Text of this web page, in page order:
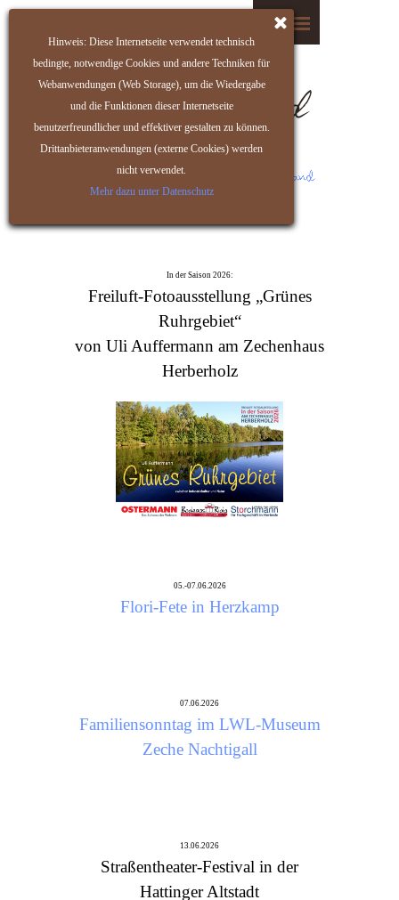
In der Saison 2026:
Freiluft-Fotoausstellung „Grünes
Ruhrgebiet“
von Uli Auffermann am Zechenhaus
Herberholz
05.-07.06.2026
Flori-Fete in Herzkamp
07.06.2026
Familiensonntag im LWL-Museum
Zeche Nachtigall
13.06.2026
Straßentheater-Festival in der
Hattinger Altstadt
Hinweis: Diese Internetseite verwendet technisch
bedingte, notwendige Cookies und andere Techniken für
Webanwendungen (Web Storage), um die Wiedergabe
und die Funktionen dieser Internetseite
benutzerfreundlicher und effektiver gestalten zu können.
Drittanbieteranwendungen (externe Cookies) werden
nicht verwendet.
Mehr dazu unter Datenschutz